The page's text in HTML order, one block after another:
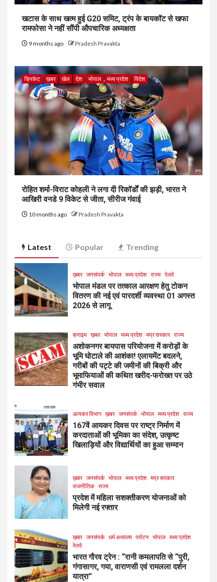
खटास के साथ खत्म हुई G20 समिट, ट्रंप के बायकॉट से खफा
रामफोसा ने नहीं सौंपी औपचारिक अध्यक्षता
9 months ago Pradesh Pravakta
क्रिकेट ख़बर खेल देश भोपाल मध्य प्रदेश विदेश
रोहित शर्मा-विराट कोहली ने लगा दी रिकॉर्डों की झड़ी, भारत ने
आखिरी वनडे 9 विकेट से जीता, सीरीज गंवाई
10 months ago Pradesh Pravakta
Latest Popular Trending
ख़बर जनसंपर्क भोपाल मध्य प्रदेश राज्य रेलवे
भोपाल मंडल पर तत्काल आरक्षण हेतु टोकन
वितरण की नई एवं पारदर्शी व्यवस्था 01 अगस्त
2026 से लागू
क्राइम ख़बर भोपाल मध्य प्रदेश मप्र सरकार राज्य
अशोकनगर बायपास परियोजना में करोड़ों के
भूमि घोटाले की आशंका! एलायमेंट बदलने,
गरीबों की पट्टे की जमीनों की बिक्री और
भूमाफियाओं की कथित खरीद-फरोख्त पर उठे
गंभीर सवाल
आयकर विभाग ख़बर जनसंपर्क भोपाल मध्य प्रदेश राज्य
167वें आयकर दिवस पर राष्ट्र निर्माण में
करदाताओं की भूमिका का संदेश, उत्कृष्ट
खिलाड़ियों और विद्यार्थियों का हुआ सम्मान
ख़बर जनसंपर्क भोपाल मध्य प्रदेश मप्र सरकार
राजनीतिक राज्य
प्रदेश में महिला सशक्तीकरण योजनाओं को
मिलेगी नई रफ्तार
ख़बर जनसंपर्क धर्म अध्यात्म पर्यटन भोपाल मध्य प्रदेश
रेलवे
भारत गौरव ट्रेन : “रानी कमलापति से “पुरी,
गंगासागर, गया, वाराणसी एवं रामलला दर्शन
यात्रा”